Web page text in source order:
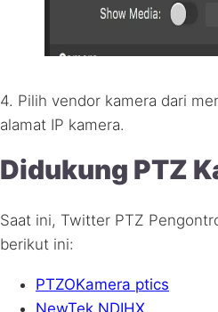
4. Pilih vendor kamera dari
alamat IP kamera.
Didukung PTZ
Saat ini, Twitter PTZ
berikut ini:
PTZOKamera ptics
NewTek NDIHX